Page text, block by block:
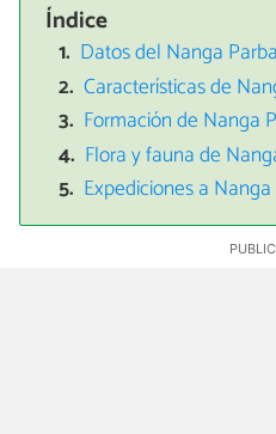
Índice
Datos del Nanga
Características de
Formación de Nanga
Flora y fauna de
Expediciones a